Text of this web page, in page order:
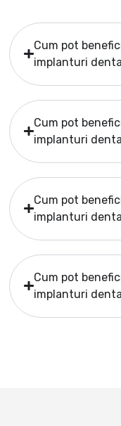
Cum pot
implanturi
Cum pot
implanturi
Cum pot
implanturi
Cum pot
implanturi